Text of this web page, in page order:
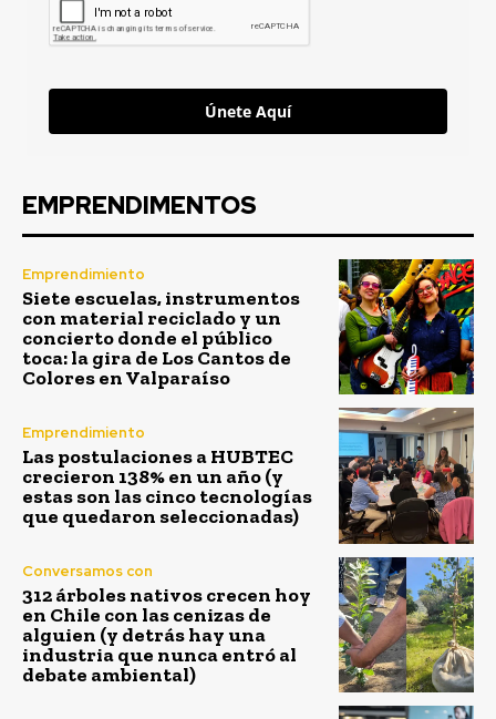
Únete Aquí
EMPRENDIMENTOS
Emprendimiento
Siete escuelas, instrumentos
con material reciclado y un
concierto donde el público
toca: la gira de Los Cantos de
Colores en Valparaíso
Emprendimiento
Las postulaciones a HUBTEC
crecieron 138% en un año (y
estas son las cinco tecnologías
que quedaron seleccionadas)
Conversamos con
312 árboles nativos crecen hoy
en Chile con las cenizas de
alguien (y detrás hay una
industria que nunca entró al
debate ambiental)